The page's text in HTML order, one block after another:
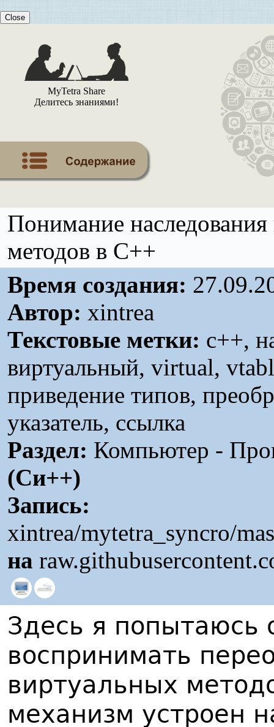
Close
MyTetra Share
Делитесь знаниями!
Понимание
методов в C++
Время создания:
Автор: xintrea
Текстовые метки: c++,
виртуальный, virtual,
приведение типов,
указатель, ссылка
Раздел: Компьютер -
(Си++)
Запись:
xintrea/mytetra_syncro/
на
Здесь я попытаюсь
воспринимать
виртуальных
механизм устроен